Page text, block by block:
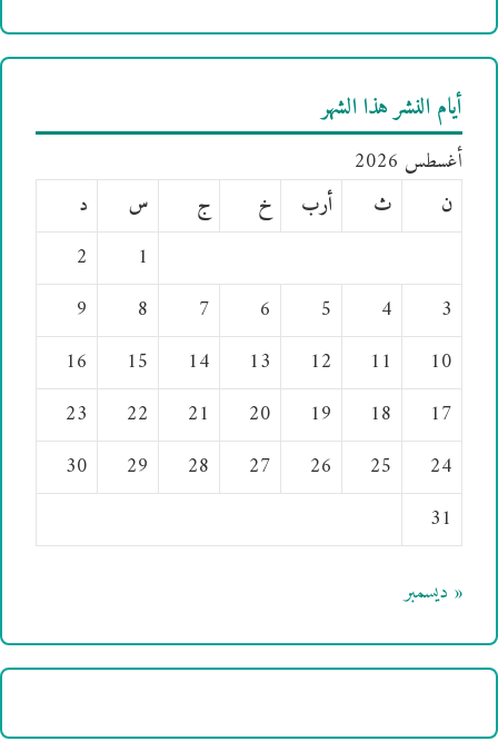
أيام النشر هذا الشهر
أغسطس 2026
ن
ث أرب خ ج س
د
1
2
3
4
5
6
7
8
9
10
11
12
13
14
15
16
17
18
19
20
21
22
23
24
25
26
27
28
29
30
31
« ديسمبر